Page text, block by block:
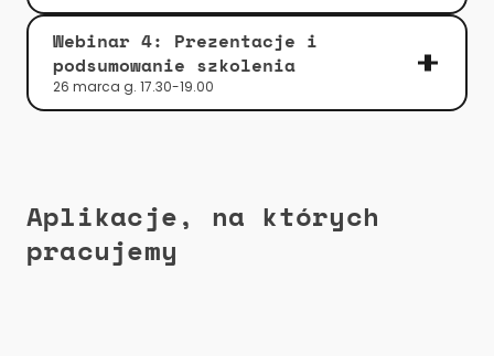
Webinar 4: Prezentacje i
podsumowanie szkolenia
26 marca g. 17.30-19.00
Aplikacje, na których
pracujemy